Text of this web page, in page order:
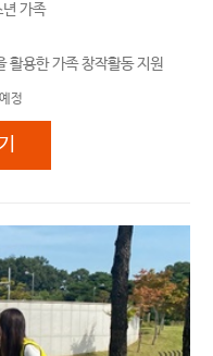
가족
활용한 가족 창작활동 지원
정
방